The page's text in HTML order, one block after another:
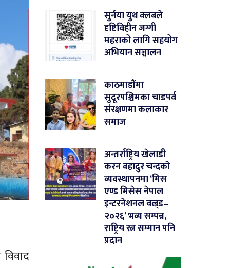
सुर्नया युथ क्लबले
दृष्टिविहीन जग्गी
महराको लागि सहयोग
अभियान सञ्चालन
काठमाडौंमा
सुदूरपश्चिमका चाडपर्व
संरक्षणमा कलाकार
समाज
अन्तर्राष्ट्रिय खेलाडी
करन बहादुर चन्दको
व्यवस्थापनमा ‘मिस
एण्ड मिसेस नेपाल
इन्टरनेशनल वल्र्ड–
२०२६’ भव्य सम्पन्न,
राष्ट्रिय रत्न सम्मान पनि
प्रदान